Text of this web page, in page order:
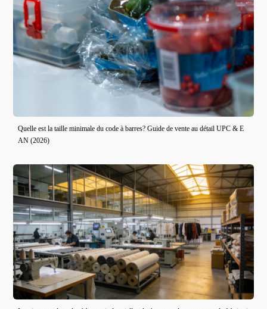
Quelle est la taille minimale du code à barres? Guide de vente au détail UPC & E
AN (2026)